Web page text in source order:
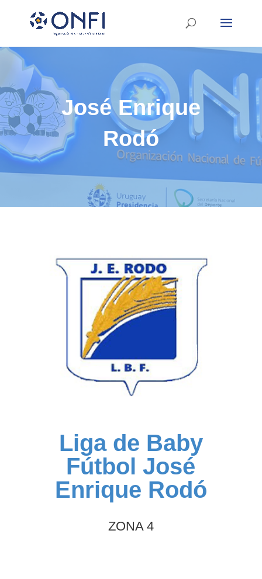
José Enrique
Rodó
Liga de Baby
Fútbol José
Enrique Rodó
ZONA 4